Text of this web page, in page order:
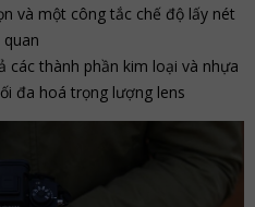
và một công tắc chế độ lấy nét
các thành phần kim loại và nhựa
đa hoá trọng lượng lens